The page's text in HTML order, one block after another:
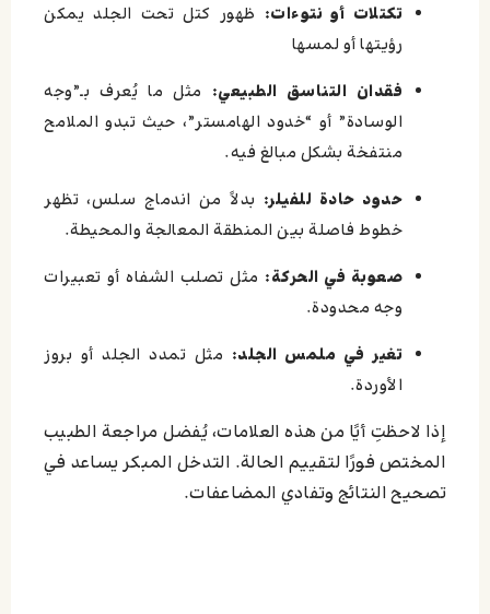
تكتلات أو نتوءات: ظهور كتل تحت الجلد يمكن
رؤيتها أو لمسها
فقدان التناسق الطبيعي: مثل ما يُعرف بـ”وجه
الوسادة” أو “خدود الهامستر”، حيث تبدو الملامح
منتفخة بشكل مبالغ فيه.
حدود حادة للفيلر: بدلاً من اندماج سلس، تظهر
خطوط فاصلة بين المنطقة المعالجة والمحيطة.
صعوبة في الحركة: مثل تصلب الشفاه أو تعبيرات
وجه محدودة.
تغير في ملمس الجلد: مثل تمدد الجلد أو بروز
الأوردة.
إذا لاحظتِ أيًا من هذه العلامات، يُفضل مراجعة الطبيب
المختص فورًا لتقييم الحالة. التدخل المبكر يساعد في
تصحيح النتائج وتفادي المضاعفات.